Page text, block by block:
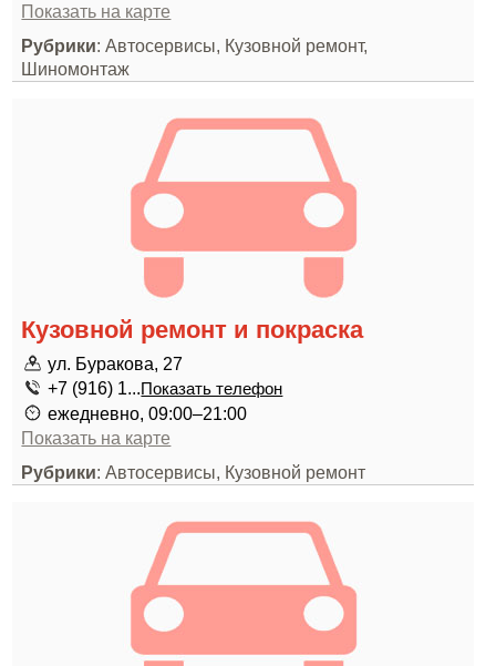
Показать на карте
Рубрики: Автосервисы, Кузовной ремонт,
Шиномонтаж
Кузовной ремонт и покраска
ул. Буракова, 27
+7 (916) 1...Показать телефон
ежедневно, 09:00–21:00
Показать на карте
Рубрики: Автосервисы, Кузовной ремонт